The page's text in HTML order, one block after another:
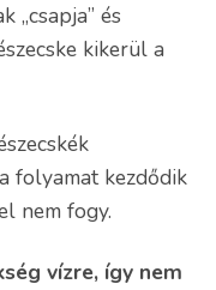
„csapja” és
kikerül a
folyamat kezdődik
nem fogy.
vízre, így nem